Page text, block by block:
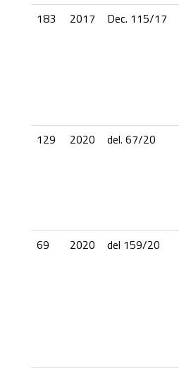
183 2017 Dec. 115/17
129 2020 del. 67/20
69 2020 del 159/20